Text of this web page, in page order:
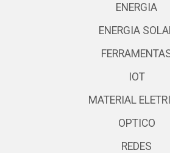
ENERGIA
ENERGIA
IOT
MATERIAL
OPTICO
REDES